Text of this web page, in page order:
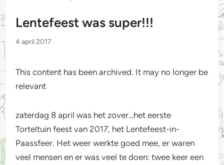
Lentefeest was super!!!
4 april 2017
This content has been archived. It may no longer be
relevant
zaterdag 8 april was het zover…het eerste
Torteltuin feest van 2017, het Lentefeest-in-
Paassfeer. Het weer werkte goed mee, er waren
veel mensen en er was veel te doen: twee keer een